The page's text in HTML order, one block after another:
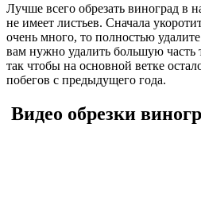
Лучше всего обрезать виноград в
не имеет листьев. Сначала
очень много, то полностью
вам нужно удалить большую часть
так чтобы на основной ветке
побегов с предыдущего года.
Видео обрезки